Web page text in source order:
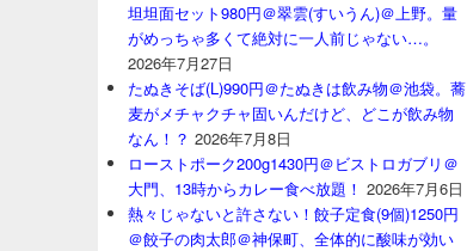
坦坦面セット980円＠翠雲(すいうん)＠上野。量
がめっちゃ多くて絶対に一人前じゃない…。
2026年7月27日
たぬきそば(L)990円＠たぬきは飲み物＠池袋。蕎
麦がメチャクチャ固いんだけど、どこが飲み物
なん！？ 2026年7月8日
ローストポーク200g1430円＠ビストロガブリ＠
大門、13時からカレー食べ放題！ 2026年7月6日
熱々じゃないと許さない！餃子定食(9個)1250円
＠餃子の肉太郎＠神保町、全体的に酸味が効い